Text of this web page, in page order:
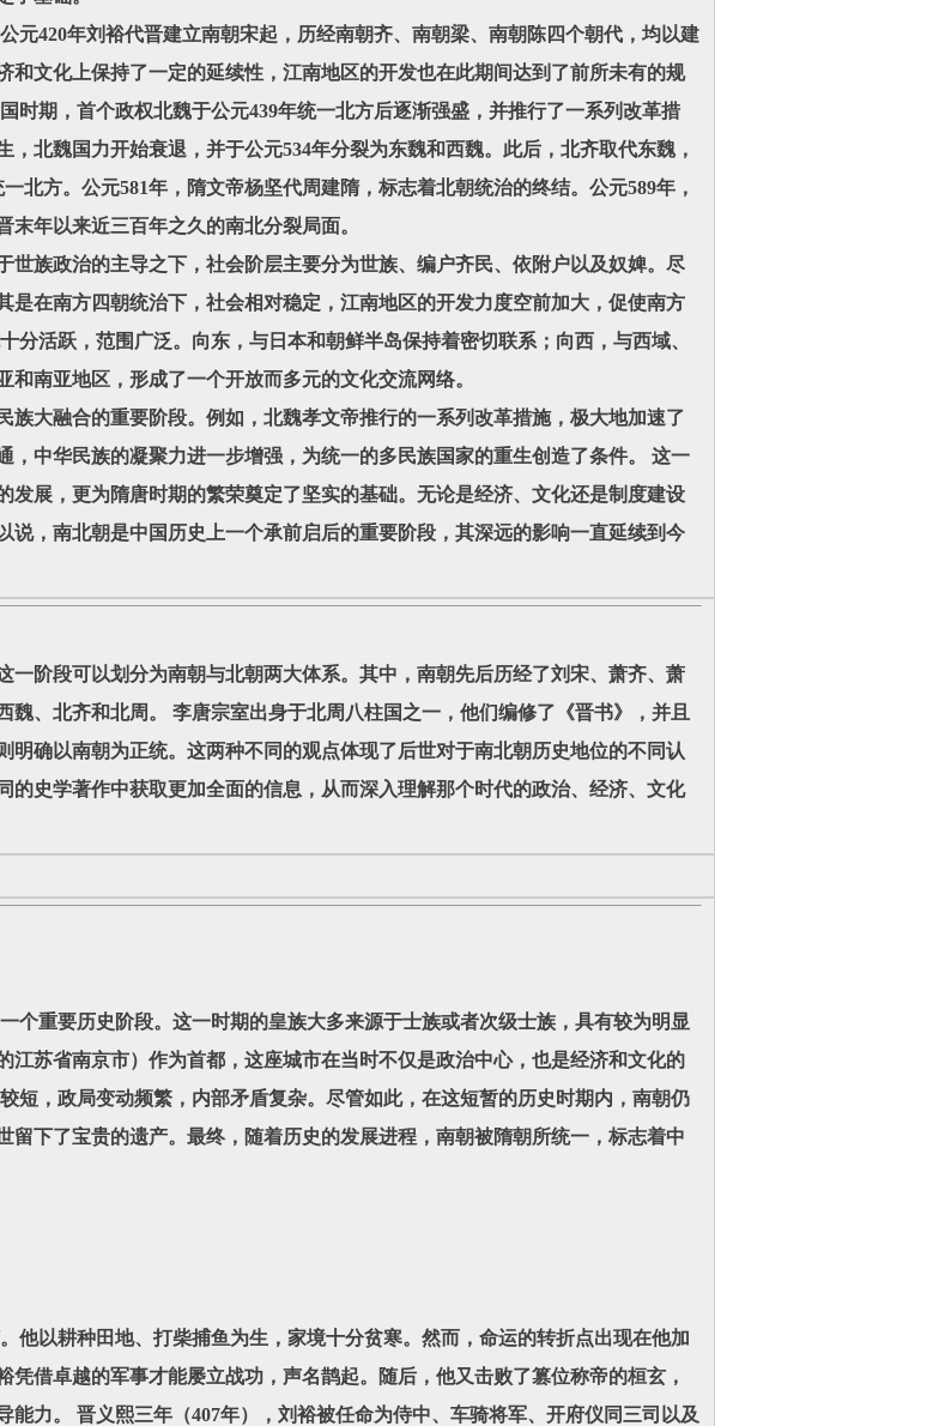
420年刘裕代晋建立南朝宋起，历经南朝齐、南朝梁、南朝陈四个朝代，均以建
和文化上保持了一定的延续性，江南地区的开发也在此期间达到了前所未有的规
时期，首个政权北魏于公元439年统一北方后逐渐强盛，并推行了一系列改革措
北魏国力开始衰退，并于公元534年分裂为东魏和西魏。此后，北齐取代东魏，
北方。公元581年，隋文帝杨坚代周建隋，标志着北朝统治的终结。 公元589年，
年以来近三百年之久的南北分裂局面。
族政治的主导之下，社会阶层主要分为世族、编户齐民、依附户以及奴婢。尽
是在南方四朝统治下，社会相对稳定，江南地区的开发力度空前加大，促使南方
分活跃，范围广泛。向东，与日本和朝鲜半岛保持着密切联系；向西，与西域、
南亚地区，形成了一个开放而多元的文化交流网络。
大融合的重要阶段。例如，北魏孝文帝推行的一系列改革措施，极大地加速了
，中华民族的凝聚力进一步增强，为统一的多民族国家的重生创造了条件。 这一
发展，更为隋唐时期的繁荣奠定了坚实的基础。无论是经济、文化还是制度建设
说，南北朝是中国历史上一个承前启后的重要阶段，其深远的影响一直延续到今
阶段可以划分为南朝与北朝两大体系。其中，南朝先后历经了刘宋、萧齐、萧
、北齐和北周。 李唐宗室出身于北周八柱国之一，他们编修了《晋书》，并且
确以南朝为正统。这两种不同的观点体现了后世对于南北朝历史地位的不同认
的史学著作中获取更加全面的信息，从而深入理解那个时代的政治、经济、文化
重要历史阶段。这一时期的皇族大多来源于士族或者次级士族，具有较为明显
江苏省南京市）作为首都，这座城市在当时不仅是政治中心，也是经济和文化的
短，政局变动频繁，内部矛盾复杂。尽管如此，在这短暂的历史时期内，南朝仍
下了宝贵的遗产。最终，随着历史的发展进程，南朝被隋朝所统一，标志着中
以耕种田地、打柴捕鱼为生，家境十分贫寒。然而，命运的转折点出现在他加
借卓越的军事才能屡立战功，声名鹊起。随后，他又击败了篡位称帝的桓玄，
力。 晋义熙三年（407年），刘裕被任命为侍中、车骑将军、开府仪同三司以及